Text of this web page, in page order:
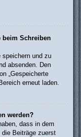
beim Schreiben
speichern und zu
absenden. Den
„Gespeicherte
erneut laden.
werden?
dass in dem
Beiträge zuerst